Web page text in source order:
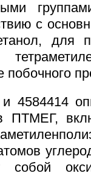
с
для
побочного
4584414
ПТМЕГ,
собой